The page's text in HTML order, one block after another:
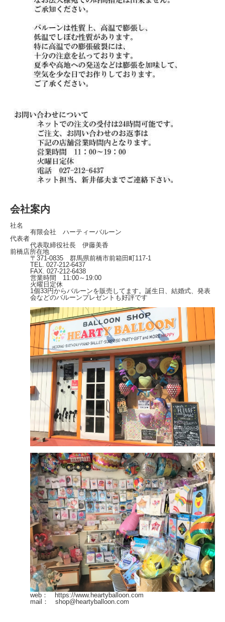
会社案内
社名
有限会社 ハーティーバルーン
代表者
代表取締役社長 伊藤美香
前橋店所在地
〒371-0835 群馬県前橋市前箱田町117-1
TEL. 027-212-6437
FAX. 027-212-6438
営業時間 11:00～19:00
火曜日定休
1個33円からバルーンを販売してます。誕生日、結婚式、発表
会などのバルーンプレゼントも好評です
web： https://www.heartyballoon.com
mail： shop@heartyballoon.com